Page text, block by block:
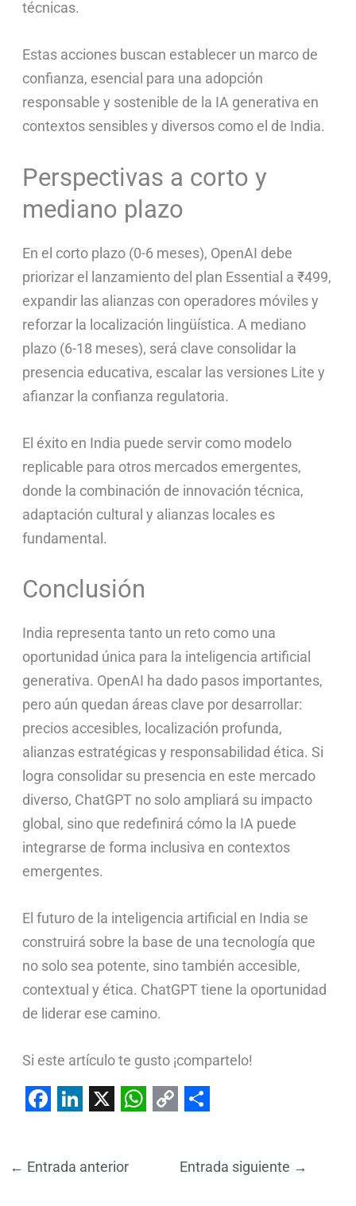
técnicas.
Estas acciones buscan establecer un marco de
confianza, esencial para una adopción
responsable y sostenible de la IA generativa en
contextos sensibles y diversos como el de India.
Perspectivas a corto y
mediano plazo
En el corto plazo (0-6 meses), OpenAI debe
priorizar el lanzamiento del plan Essential a ₹499,
expandir las alianzas con operadores móviles y
reforzar la localización lingüística. A mediano
plazo (6-18 meses), será clave consolidar la
presencia educativa, escalar las versiones Lite y
afianzar la confianza regulatoria.
El éxito en India puede servir como modelo
replicable para otros mercados emergentes,
donde la combinación de innovación técnica,
adaptación cultural y alianzas locales es
fundamental.
Conclusión
India representa tanto un reto como una
oportunidad única para la inteligencia artificial
generativa. OpenAI ha dado pasos importantes,
pero aún quedan áreas clave por desarrollar:
precios accesibles, localización profunda,
alianzas estratégicas y responsabilidad ética. Si
logra consolidar su presencia en este mercado
diverso, ChatGPT no solo ampliará su impacto
global, sino que redefinirá cómo la IA puede
integrarse de forma inclusiva en contextos
emergentes.
El futuro de la inteligencia artificial en India se
construirá sobre la base de una tecnología que
no solo sea potente, sino también accesible,
contextual y ética. ChatGPT tiene la oportunidad
de liderar ese camino.
Si este artículo te gusto ¡compartelo!
c
n
a
a
← Entrada anterior Entrada siguiente →